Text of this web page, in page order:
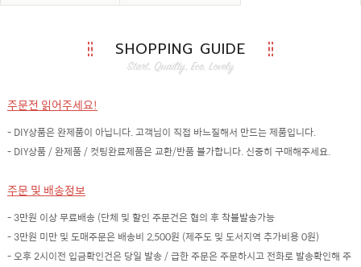
SHOPPING GUIDE
주문전 읽어주세요!
- DIY상품은 완제품이 아닙니다. 고객님이 직접 바느질해서 만드는 제품입니다.
- DIY상품 / 완제품 / 컷팅완료제품은 교환/반품 불가합니다. 신중히 구매해주세요.
주문 및 배송정보
- 3만원 이상 무료배송 (단체 및 할인 주문건은 협의 후 착불발송가능
- 3만원 미만 및 도매주문은 배송비 2,500원 (제주도 및 도서지역 추가비용 0원)
- 오후 2시이전 입금확인건은 당일 발송 / 급한 주문은 주문하시고 전화로 발송확인해 주